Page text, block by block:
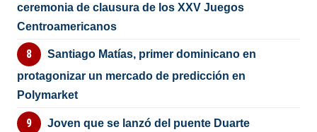
ceremonia de clausura de los XXV Juegos
Centroamericanos
Santiago Matías, primer dominicano en
protagonizar un mercado de predicción en
Polymarket
Joven que se lanzó del puente Duarte